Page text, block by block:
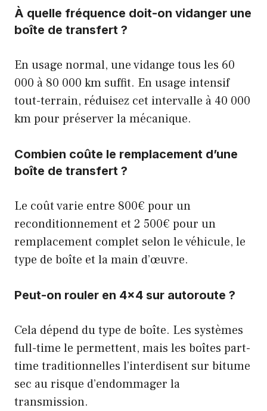
À quelle fréquence doit-on vidanger une
boîte de transfert ?
En usage normal, une vidange tous les 60
000 à 80 000 km suffit. En usage intensif
tout-terrain, réduisez cet intervalle à 40 000
km pour préserver la mécanique.
Combien coûte le remplacement d’une
boîte de transfert ?
Le coût varie entre 800€ pour un
reconditionnement et 2 500€ pour un
remplacement complet selon le véhicule, le
type de boîte et la main d’œuvre.
Peut-on rouler en 4×4 sur autoroute ?
Cela dépend du type de boîte. Les systèmes
full-time le permettent, mais les boîtes part-
time traditionnelles l’interdisent sur bitume
sec au risque d’endommager la
transmission.